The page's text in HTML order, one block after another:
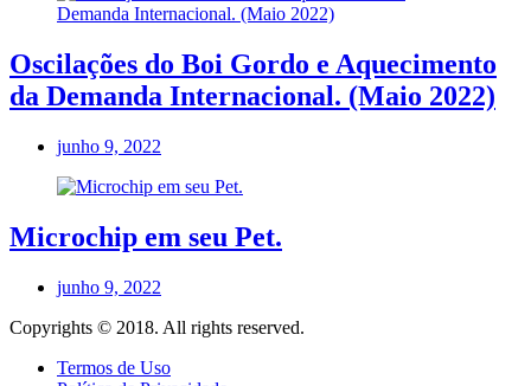
Oscilações do Boi Gordo e Aquecimento
da Demanda Internacional. (Maio 2022)
junho 9, 2022
Microchip em seu Pet.
junho 9, 2022
Copyrights © 2018. All rights reserved.
Termos de Uso